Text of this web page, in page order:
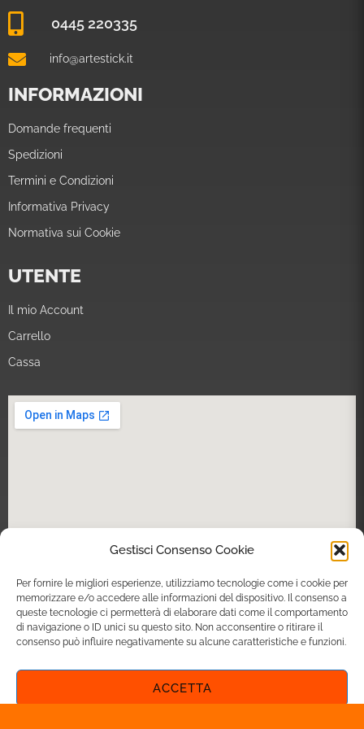
Gestisci Consenso Cookie
Per fornire le migliori esperienze, utilizziamo tecnologie come i cookie per
memorizzare e/o accedere alle informazioni del dispositivo. Il consenso a
queste tecnologie ci permetterà di elaborare dati come il comportamento
di navigazione o ID unici su questo sito. Non acconsentire o ritirare il
consenso può influire negativamente su alcune caratteristiche e funzioni.
ACCETTA
0445 220335
info@artestick.it
INFORMAZIONI
Domande frequenti
Spedizioni
Termini e Condizioni
Informativa Privacy
Normativa sui Cookie
UTENTE
Il mio Account
Carrello
Cassa
ART&STICK SRL | C.F. e P.IVA 03760370241 | REA: VI-351567 | c.s. 15.000
euro i.v. | © 2012 – 2024. Tutti i diritti riservati | Tutti i marchi riportati